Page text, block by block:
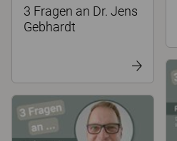
3 Fragen an Dr. Jens
Gebhardt